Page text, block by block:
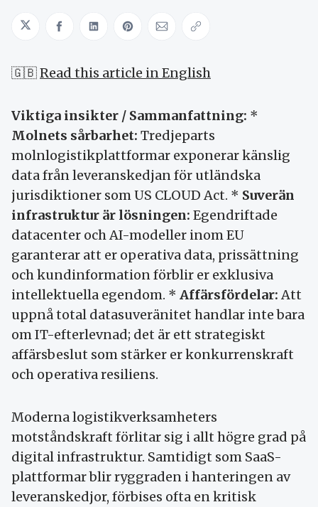
Share on Twitter
Share on Facebook
Share on LinkedIn
Share on Pinterest
Share via Email
Copy link
🇬🇧Read this article in English
Viktiga insikter / Sammanfattning: *
Molnets sårbarhet: Tredjeparts
molnlogistikplattformar exponerar känslig
data från leveranskedjan för utländska
jurisdiktioner som US CLOUD Act. * Suverän
infrastruktur är lösningen: Egendriftade
datacenter och AI-modeller inom EU
garanterar att er operativa data, prissättning
och kundinformation förblir er exklusiva
intellektuella egendom. * Affärsfördelar:Att
uppnå total datasuveränitet handlar inte bara
om IT-efterlevnad; det är ett strategiskt
affärsbeslut som stärker er konkurrenskraft
och operativa resiliens.
Moderna logistikverksamheters
motståndskraft förlitar sig i allt högre grad på
digital infrastruktur. Samtidigt som SaaS-
plattformar blir ryggraden i hanteringen av
leveranskedjor, förbises ofta en kritisk